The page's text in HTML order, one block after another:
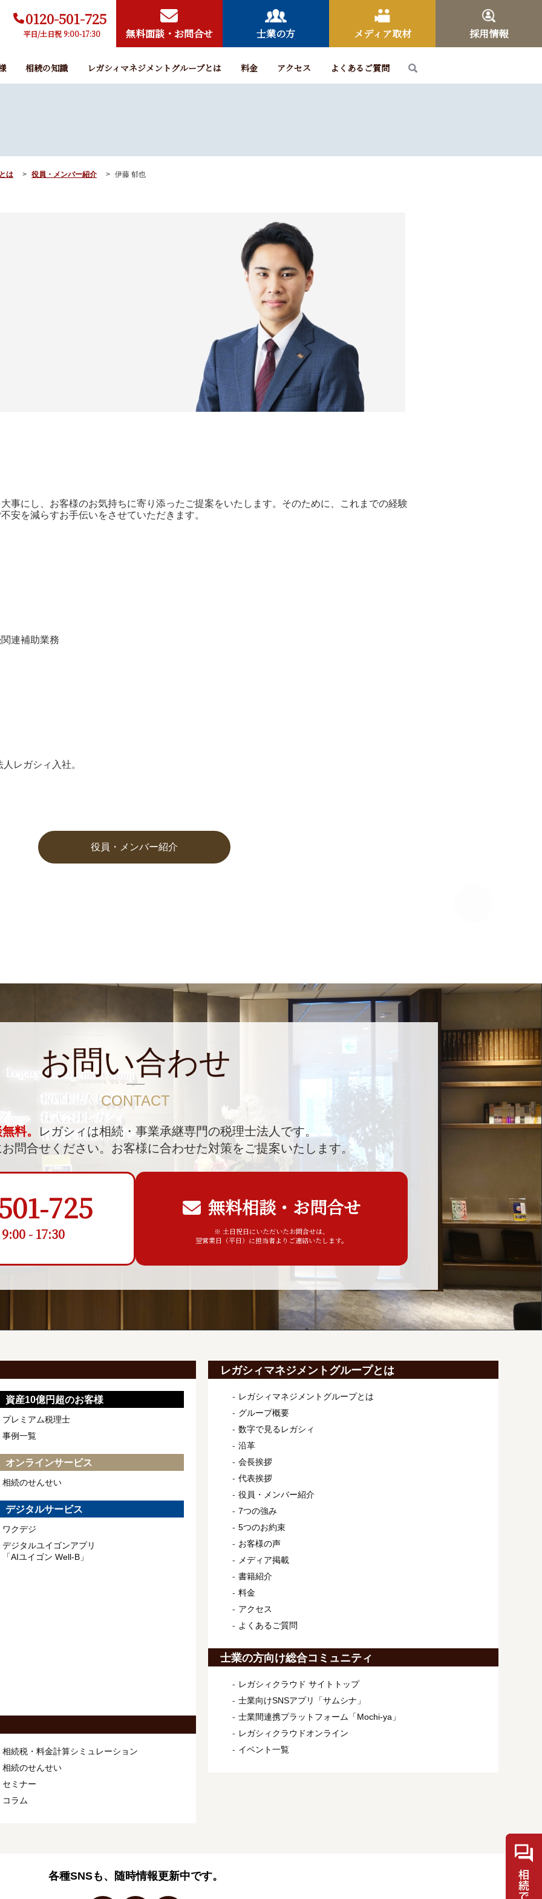
0120-501-725
平日/土日祝 9:00-17:30 無料面談・お問合せ 士業の方 メディア取材 採用情報
相続の知識 レガシィマネジメントグループとは 料金 アクセス よくあるご質問
は 役員・メンバー紹介 伊藤 郁也
事にし、お客様のお気持ちに寄り添ったご提案をいたします。そのために、これまでの経験
安を減らすお手伝いをさせていただきます。
連補助業務
レガシィ入社。
役員・メンバー紹介
お問い合わせ
CONTACT
料。
レガシィは相続・事業承継専門の税理士法人です。
問合せください。 お客様に合わせた対策をご提案いたします。
725
- 17:30
無料相談・お問合せ
※ 土日祝日にいただいたお問合せは、
翌営業日（平日）に担当者よりご連絡いたします。
資産10億円超のお客様
プレミアム税理士
事例一覧
オンラインサービス
相続のせんせい
デジタルサービス
ワクデジ
デジタルユイゴンアプリ
「AIユイゴン Well-B」
相続税・料金計算シミュレーション
相続のせんせい
セミナー
コラム
レガシィマネジメントグループとは
レガシィマネジメントグループとは
グループ概要
数字で見るレガシィ
沿革
会長挨拶
代表挨拶
役員・メンバー紹介
7つの強み
5つのお約束
お客様の声
メディア掲載
書籍紹介
料金
アクセス
よくあるご質問
士業の方向け総合コミュニティ
レガシィクラウド サイトトップ
士業向けSNSアプリ「サムシナ」
士業間連携プラットフォーム「Mochi-ya」
レガシィクラウドオンライン
イベント一覧
各種SNSも、随時情報更新中です。